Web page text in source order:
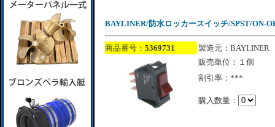
BAYLINER/防水ロッカースイッチ/SPST/ON-
商品番号： 5369731
製造元：BAYLINER
販売単位：１個
割引率：***
購入数量：